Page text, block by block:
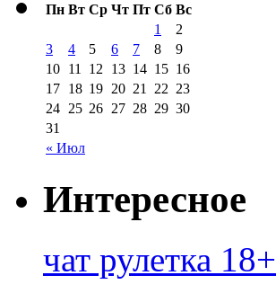
Пн Вт Ср Чт Пт Сб Вс
« Июл
1
2
3
4 5 6 7 8
9
10 11 12 13 14 15 16
17 18 19 20 21 22 23
24 25 26 27 28 29 30
31
Интересное
чат рулетка 18+